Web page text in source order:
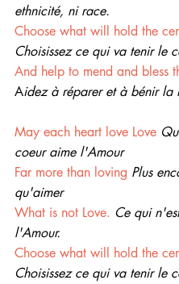
ethnicité, ni race.
Choose what will hold the
Choisissez ce qui va tenir le
And help to mend and bless
Aidez à réparer et à bénir la
May each heart love Love
coeur aime l'Amour
Far more than loving Plus
qu'aimer
What is not Love. Ce qui
l'Amour.
Choose what will hold the
Choisissez ce qui va tenir le